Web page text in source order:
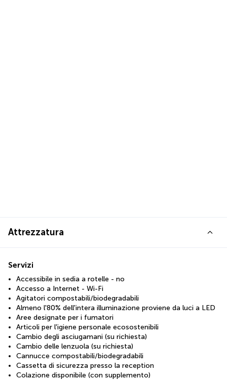
Attrezzatura
Servizi
Accessibile in sedia a rotelle - no
Accesso a Internet - Wi-Fi
Agitatori compostabili/biodegradabili
Almeno l'80% dell'intera illuminazione proviene da luci a LED
Aree designate per i fumatori
Articoli per l'igiene personale ecosostenibili
Cambio degli asciugamani (su richiesta)
Cambio delle lenzuola (su richiesta)
Cannucce compostabili/biodegradabili
Cassetta di sicurezza presso la reception
Colazione disponibile (con supplemento)